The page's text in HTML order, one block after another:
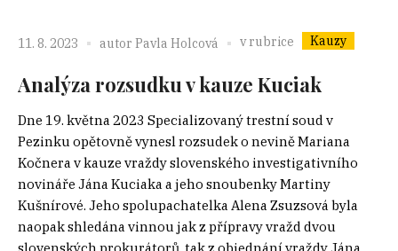
11. 8. 2023 autor Pavla Holcová v rubrice Kauzy
Analýza rozsudku v kauze Kuciak
Dne 19. května 2023 Specializovaný trestní soud v
Pezinku opětovně vynesl rozsudek o nevině Mariana
Kočnera v kauze vraždy slovenského investigativního
novináře Jána Kuciaka a jeho snoubenky Martiny
Kušnírové. Jeho spolupachatelka Alena Zsuzsová byla
naopak shledána vinnou jak z přípravy vražd dvou